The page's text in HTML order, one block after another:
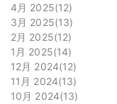
4月 2025 12
3月 2025 13
2月 2025 12
1月 2025 14
12月 2024 12
11月 2024 13
10月 2024 13